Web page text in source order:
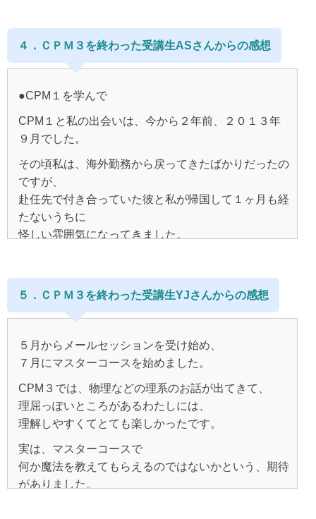
全ては自分の思考が創りだしている、
というCPMの考え方がとっても理にかなっている気
他人任せじゃない、
なんとかこれを自分のものにしたい、
人生を変えたい、と本気で思いました。
読んで、
ワークしてとやっていましたが
もっと理解を深めたい、
そして自分のなにが原因で、
自分の奥底に、どんな思考があるのか？
を突きとめたくて、
CPM2,3とメールセッションを申し込みました。
興味深かったことはたくさんありましたが
一番の気付きは「どれだけの錯覚の中でいきていたの
か」という事。
日本に帰国し、
なかなか自分の思考が自由にならない居心地良さを感
じ、
そんなときマリアさんの１００％自分原因説に巡り合
初めは自分＝周りの人というのがなかなか理解でき
ず、
しかしよく考えてみれば、
自由意思と神の意志の統合、
しっくりくるようになりました。
変える事ができる、
今存在しているものですら、
量子学から学んでいくと、
不確かなもの、という考えに圧倒されながらも、
徐々に自分の中に浸透していくのを感じました。
何よりも自分の思考を変える事によって
対人関係がマジックのように変化したり、
かなりの確率で、
うまくいかないことが出てきて、
占いにも頼れないし、
どうやって生きていけばいいのか分からなくなってい
わがままな自分だから、
まわりに迷惑がかかる、
不幸にしてしまうので出せない、
と思い込んでいました。
こんな人生にするかは自分次第というのが
いままでの自分の中にはない考え方で、
雷に打たれたような感覚でした。
本屋さんで夢中で本を読み、
本物に出会えた！私が求めていたことがここにあると
感じ、
そく購入して無我夢中で何度も何度も読みました。
４．ＣＰＭ３を終わった受講生ASさんからの感想
●CPM１を学んで
CPM１と私の出会いは、今から２年前、２０１３年
９月でした。
その頃私は、海外勤務から戻ってきたばかりだったの
ですが、
赴任先で付き合っていた彼と私が帰国して１ヶ月も経
たないうちに
怪しい雰囲気になってきました。
藁にも縋る思いで色々なセミナーやらに参加しまし
た。
でも、もちろん何も変わりませんでした。
その頃に本屋さんで見つけたのが、まりあさんの本で
した。
急に怖くなって、
始める前に申し込みをキャンセルしてしまいました。
５．ＣＰＭ３を終わった受講生YJさんからの感想
５月からメールセッションを受け始め、
７月にマスターコースを始めました。
CPM３では、物理などの理系のお話が出てきて、
理屈っぽいところがあるわたしには、
理解しやすくてとても楽しかったです。
実は、マスターコースで
何か魔法を教えてもらえるのではないかという、期待
がありました。